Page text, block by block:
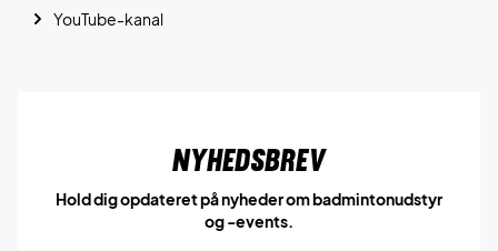
YouTube-kanal
Nyhedsbrev
Hold dig opdateret på nyheder om badmintonudstyr
og -events.